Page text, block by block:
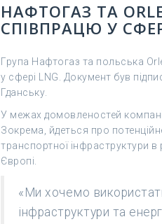
НАФТОГАЗ ТА
СПІВПРАЦЮ У
Група Нафтогаз та польська
у сфері LNG. Документ був
Гданську.
У межах домовленостей
Зокрема, йдеться про
транспортної інфраструктури в
Європі.
«Ми хочемо
інфраструктури та